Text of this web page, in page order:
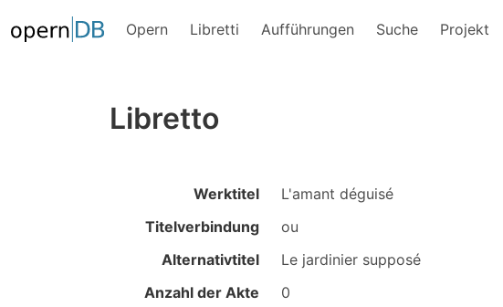
Opern Libretti Aufführungen Suche Projekt
Libretto
Werktitel
L'amant déguisé
Titelverbindung
ou
Alternativtitel
Le jardinier supposé
Anzahl der Akte
0